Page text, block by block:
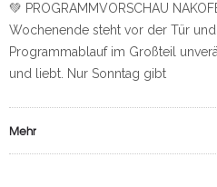
💚 PROGRAMMVORSCHAU
Wochenende steht vor der Tür
Programmablauf im Großteil
und liebt. Nur Sonntag gibt
Mehr